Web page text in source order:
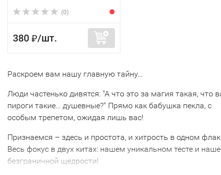
(0)
380 ₽/шт.
Раскроем вам нашу главную тайну…
Люди частенько дивятся: "А что это за магия такая, что
пироги такие… душевные?" Прямо как бабушка пекла, с
особым трепетом, ожидая лишь вас!
Признаемся – здесь и простота, и хитрость в одном
Весь фокус в двух китах: нашем уникальном тесте и
безграничной щедрости!